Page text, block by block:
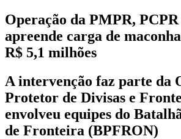
Operação da PMPR, PCPR
apreende carga de
R$ 5,1 milhões
A intervenção faz parte da
Protetor de Divisas e
envolveu equipes do
de Fronteira (BPFRON)